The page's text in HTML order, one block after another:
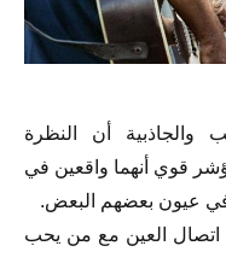
والجاذبية أن النظرة
قوي أنهما واقعين في
في عيون بعضهم البعض.
اتصال العين مع من يحب